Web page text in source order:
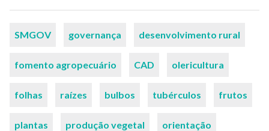
Palavras-
SMGOV governança desenvolvimento rural
fomento agropecuário CAD olericultura
folhas raízes bulbos tubérculos frutos
plantas produção vegetal orientação